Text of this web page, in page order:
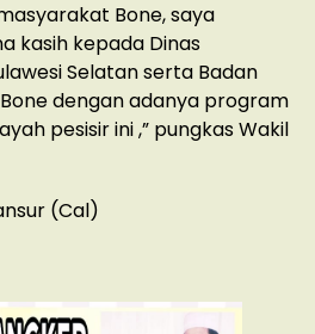
Bone, saya
kasih kepada Dinas
Selatan serta Badan
dengan adanya program
pesisir ini ,” pungkas Wakil
(Cal)